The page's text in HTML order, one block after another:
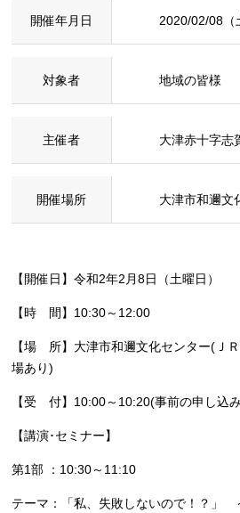
開催年月日 2020/02/08（
対象者 地域の皆様
主催者 大津赤十字志
開催場所 大津市和邇文
【開催日】令和2年2月8日（土曜日）
【時 間】10:30～12:00
【場 所】大津市和邇文化センター(Ｊ
場あり)
【受 付】10:00～10:20(事前の申し込
【講演･セミナー】
第1部 ：10:30～11:10
テーマ：「私、失敗しないので！？」